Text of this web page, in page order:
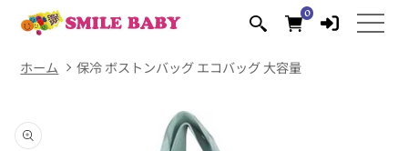
ンツに
進む
00
個
ホーム 保冷 ボストンバッグ エコバッグ 大容量
報にス
キップ